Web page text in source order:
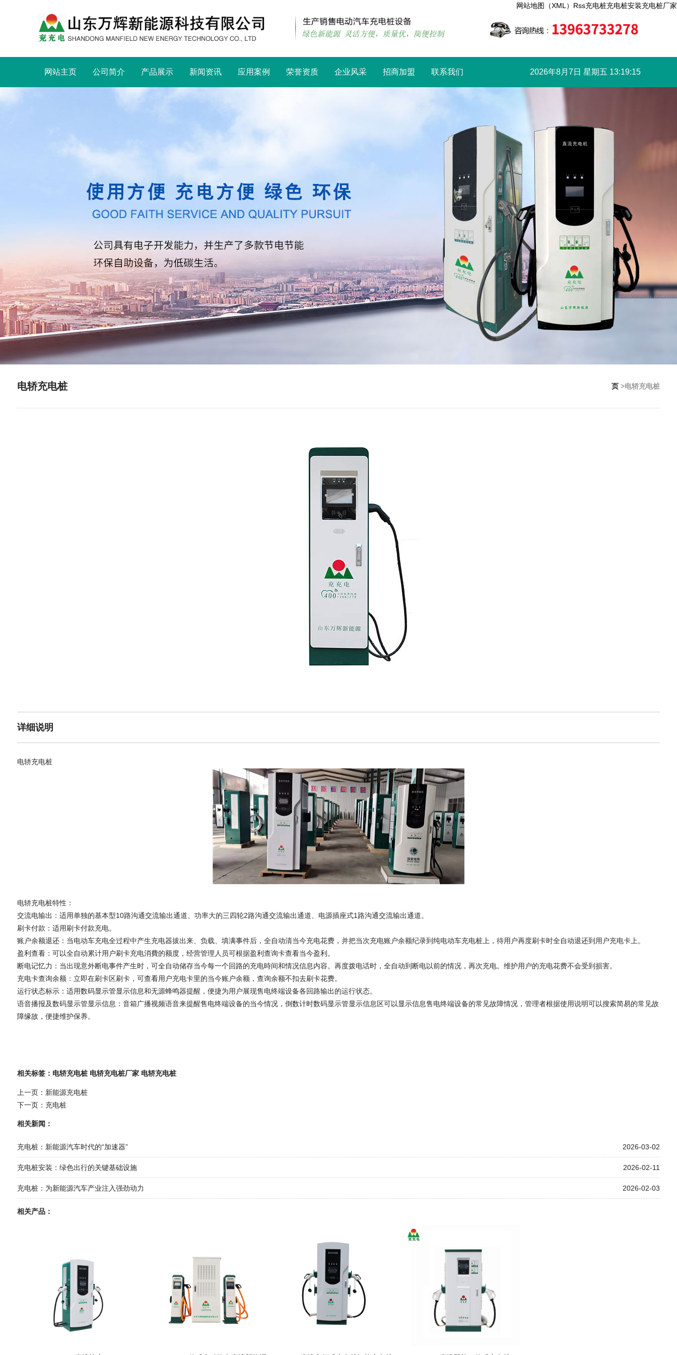
网站地图（XML） Rss充电桩充电桩安装充电桩厂家
网站主页 公司简介 产品展示 新闻资讯 应用案例 荣誉资质 企业风采 招商加盟 联系我们 2026年8月7日 星期五 13:19:16
电轿充电桩 页 >电轿充电桩
详细说明
电轿充电桩
电轿充电桩特性：
交流电输出：适用单独的基本型10路沟通交流输出通道、功率大的三四轮2路沟通交流输出通道、电源插座式1路沟通交流输出通道。
刷卡付款：适用刷卡付款充电。
账户余额退还：当电动车充电全过程中产生充电器拔出来、负载、填满事件后，全自动清当今充电花费，并把当次充电账户余额纪录到纯电动车充电桩上，待用户再度刷卡时全自动退还到用户充电卡上。
盈利查看：可以全自动累计用户刷卡充电消費的额度，经营管理人员可根据盈利查询卡查看当今盈利。
断电记忆力：当出现意外断电事件产生时，可全自动储存当今每一个回路的充电時间和情况信息内容。再度拨电话时，全自动到断电以前的情况，再次充电。维护用户的充电花费不会受到损害。
充电卡查询余额：立即在刷卡区刷卡，可查看用户充电卡里的当今账户余额，查询余额不扣去刷卡花费。
运行状态标示：适用数码显示管显示信息和无源蜂鸣器提醒，便捷为用户展现售电终端设备各回路输出的运行状态。
语音播报及数码显示管显示信息：音箱广播视频语音来提醒售电终端设备的当今情况，倒数计时数码显示管显示信息区可以显示信息售电终端设备的常见故障情况，管理者根据使用说明可以搜索简易的常见故
障缘故，便捷维护保养。
相关标签： 电轿充电桩 电轿充电桩厂家 电轿充电桩
上一页：新能源充电桩
下一页：充电桩
相关新闻：
充电桩：新能源汽车时代的“加速器” 2026-03-02
充电桩安装：绿色出行的关键基础设施 2026-02-11
充电桩：为新能源汽车产业注入强劲动力 2026-02-03
相关产品：